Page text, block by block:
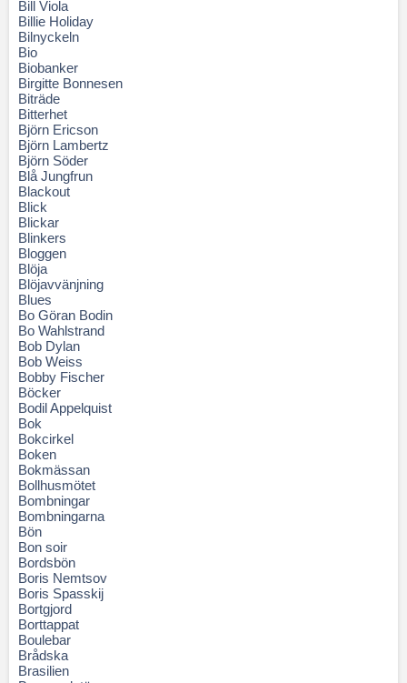
Bill Viola
Billie Holiday
Bilnyckeln
Bio
Biobanker
Birgitte Bonnesen
Biträde
Bitterhet
Björn Ericson
Björn Lambertz
Björn Söder
Blå Jungfrun
Blackout
Blick
Blickar
Blinkers
Bloggen
Blöja
Blöjavvänjning
Blues
Bo Göran Bodin
Bo Wahlstrand
Bob Dylan
Bob Weiss
Bobby Fischer
Böcker
Bodil Appelquist
Bok
Bokcirkel
Boken
Bokmässan
Bollhusmötet
Bombningar
Bombningarna
Bön
Bon soir
Bordsbön
Boris Nemtsov
Boris Spasskij
Bortgjord
Borttappat
Boulebar
Brådska
Brasilien